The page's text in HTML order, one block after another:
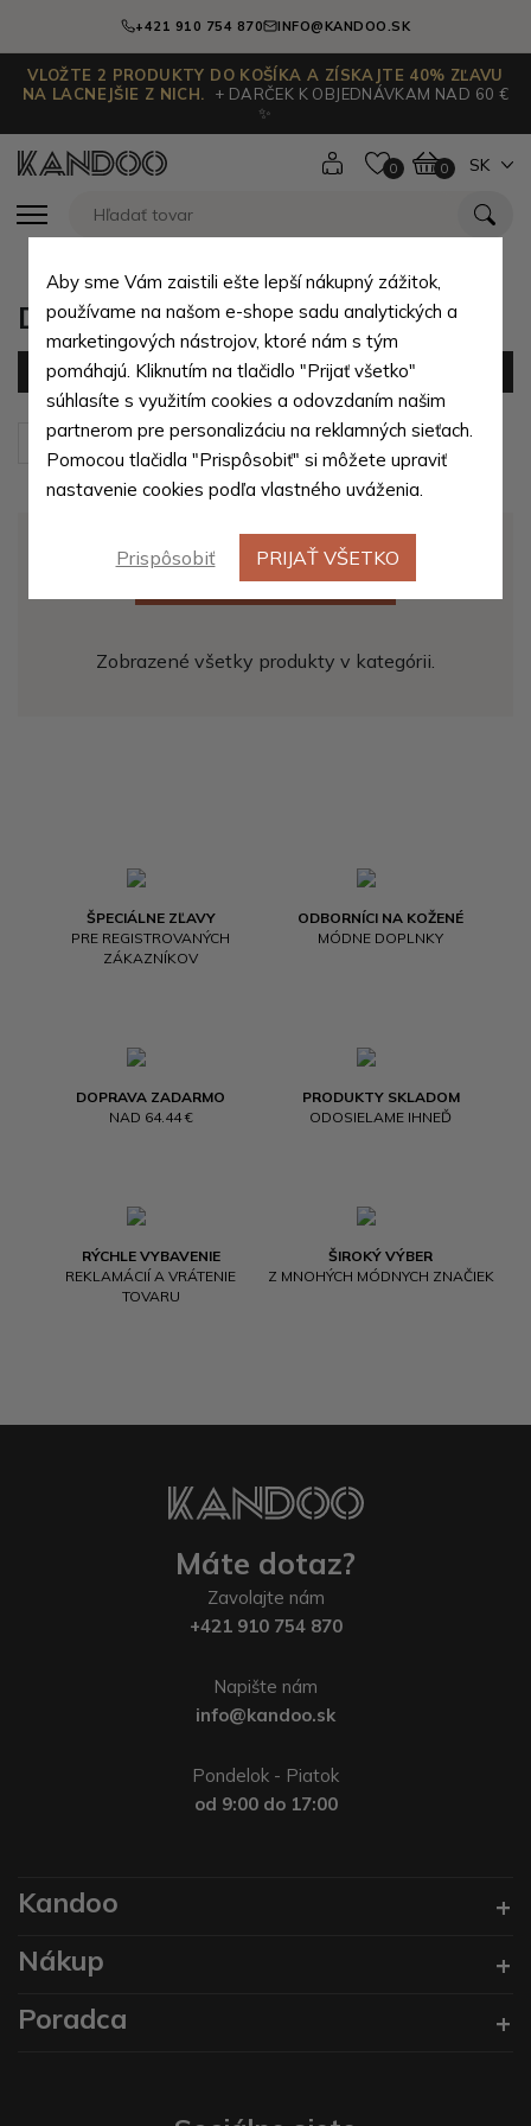
+421 910 754 870 INFO@KANDOO.SK
VLOŽTE 2 PRODUKTY DO KOŠÍKA A ZÍSKAJTE 40% ZĽAVU
NA LACNEJŠIE Z NICH.
+ DARČEK K OBJEDNÁVKAM NAD 60 €
✨
0 0 SK
Detské korálky
Filter (0 produktov)
Zoradiť podľa: Predvolené
ZOBRAZIŤ ĎALŠÍCH 20
Zobrazené všetky produkty v kategórii.
ŠPECIÁLNE ZĽAVY
PRE REGISTROVANÝCH
ZÁKAZNÍKOV
ODBORNÍCI NA KOŽENÉ
MÓDNE DOPLNKY
DOPRAVA ZADARMO
NAD 64.44 €
PRODUKTY SKLADOM
ODOSIELAME IHNEĎ
RÝCHLE VYBAVENIE
REKLAMÁCIÍ A VRÁTENIE
TOVARU
ŠIROKÝ VÝBER
Z MNOHÝCH MÓDNYCH ZNAČIEK
Aby sme Vám zaistili ešte lepší nákupný zážitok,
používame na našom e-shope sadu analytických a
marketingových nástrojov, ktoré nám s tým
pomáhajú. Kliknutím na tlačidlo "Prijať všetko"
súhlasíte s využitím cookies a odovzdaním našim
partnerom pre personalizáciu na reklamných sieťach.
Pomocou tlačidla "Prispôsobiť" si môžete upraviť
nastavenie cookies podľa vlastného uváženia.
Prispôsobiť PRIJAŤ VŠETKO
Máte dotaz?
Zavolajte nám
+421 910 754 870
Napište nám
info@kandoo.sk
Pondelok - Piatok
od 9:00 do 17:00
Kandoo
Nákup
Poradca